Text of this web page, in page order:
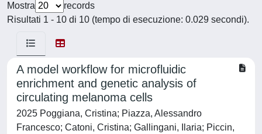
Mostra
records
Risultati 1 - 10 di 10 (tempo di esecuzione: 0.029 secondi).
A model workflow for microfluidic
enrichment and genetic analysis of
circulating melanoma cells
2025 Poggiana, Cristina; Piazza, Alessandro
Francesco; Catoni, Cristina; Gallingani, Ilaria; Piccin,